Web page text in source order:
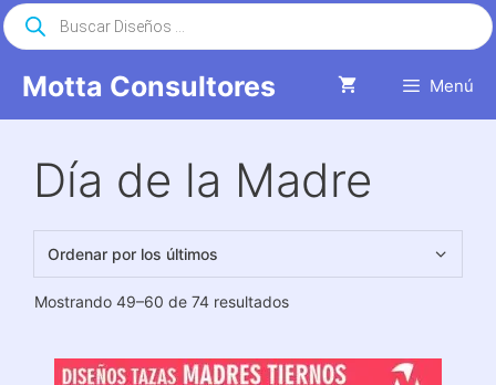
Saltar
al
Motta Consultores Menú
Búsqueda
de
productos
Día de la Madre
Mostrando 49–60 de 74 resultadosOrdenado
últimos